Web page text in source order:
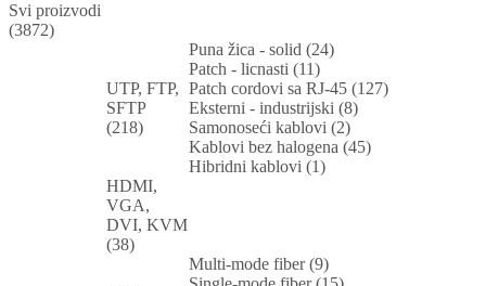
Svi proizvodi
(3872)
UTP, FTP,
SFTP
(218)
Puna žica - solid (24)
Patch - licnasti (11)
Patch cordovi sa RJ-45 (127)
Eksterni - industrijski (8)
Samonoseći kablovi (2)
Kablovi bez halogena (45)
Hibridni kablovi (1)
HDMI,
VGA,
DVI, KVM
(38)
Multi-mode fiber (9)